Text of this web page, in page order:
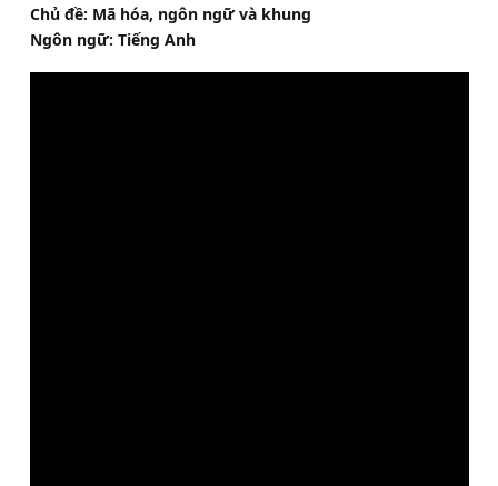
Chủ đề: Mã hóa, ngôn ngữ và khung
Ngôn ngữ: Tiếng Anh